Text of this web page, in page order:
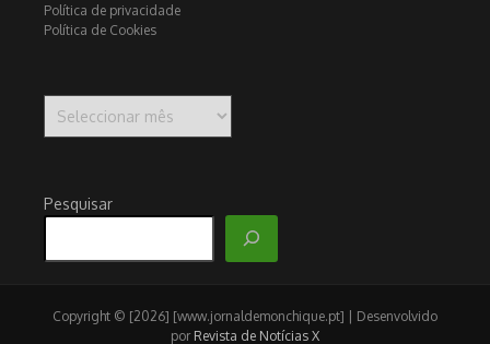
Política de privacidade
Política de Cookies
Pesquisar
Copyright © [2026] [www.jornaldemonchique.pt] | Desenvolvido
por Revista de Notícias X